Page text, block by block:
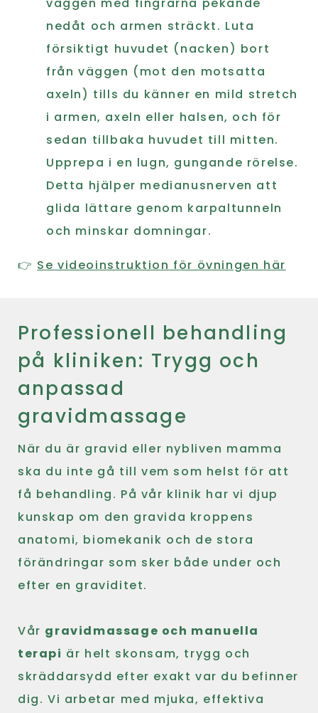
väggen med fingrarna pekande
nedåt och armen sträckt. Luta
försiktigt huvudet (nacken) bort
från väggen (mot den motsatta
axeln) tills du känner en mild stretch
i armen, axeln eller halsen, och för
sedan tillbaka huvudet till mitten.
Upprepa i en lugn, gungande rörelse.
Detta hjälper medianusnerven att
glida lättare genom karpaltunneln
och minskar domningar.
👉 Se videoinstruktion för övningen här
Professionell behandling
på kliniken: Trygg och
anpassad
gravidmassage
När du är gravid eller nybliven mamma
ska du inte gå till vem som helst för att
få behandling. På vår klinik har vi djup
kunskap om den gravida kroppens
anatomi, biomekanik och de stora
förändringar som sker både under och
efter en graviditet.
Vår gravidmassage och manuella
terapi är helt skonsam, trygg och
skräddarsydd efter exakt var du befinner
dig. Vi arbetar med mjuka, effektiva